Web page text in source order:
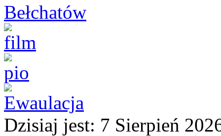
Dzisiaj jest: 7 Sierpień